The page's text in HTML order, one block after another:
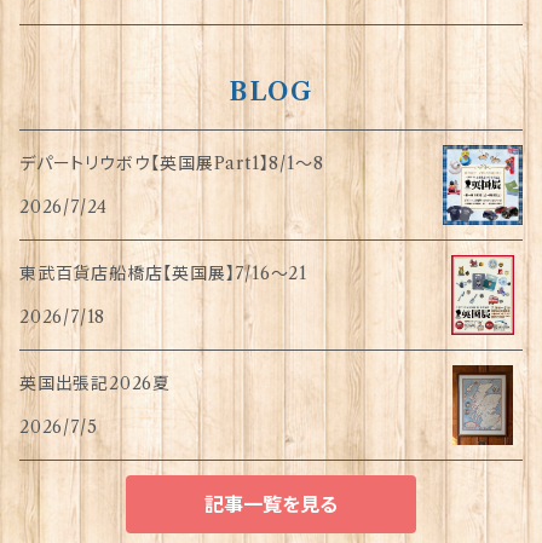
BLOG
デパートリウボウ【英国展Part1】8/1〜8
2026/7/24
東武百貨店船橋店【英国展】7/16～21
2026/7/18
英国出張記2026夏
2026/7/5
記事一覧を見る